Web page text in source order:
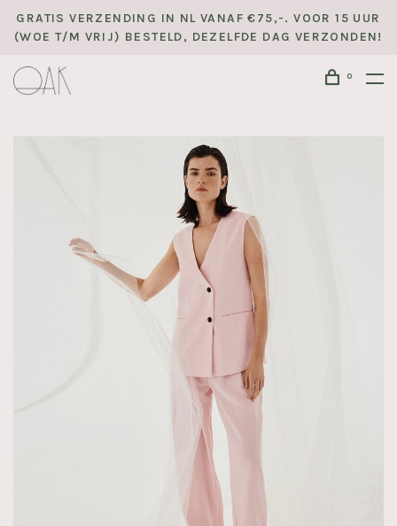
GRATIS VERZENDING IN NL VANAF €75,-. VOOR 15 UUR
(WOE T/M VRIJ) BESTELD, DEZELFDE DAG VERZONDEN!
0